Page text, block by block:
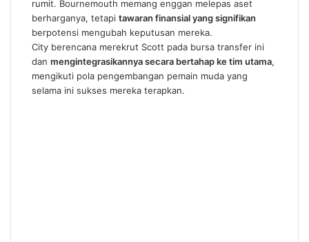
rumit. Bournemouth memang enggan melepas aset
berharganya, tetapi tawaran finansial yang signifikan
berpotensi mengubah keputusan mereka.
City berencana merekrut Scott pada bursa transfer ini
dan mengintegrasikannya secara bertahap ke tim utama,
mengikuti pola pengembangan pemain muda yang
selama ini sukses mereka terapkan.